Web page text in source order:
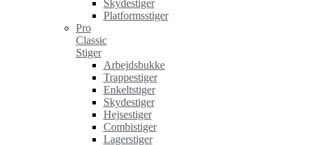
Skydestiger
Platformsstiger
Pro
Classic
Stiger
Arbejdsbukke
Trappestiger
Enkeltstiger
Skydestiger
Hejsestiger
Combistiger
Lagerstiger